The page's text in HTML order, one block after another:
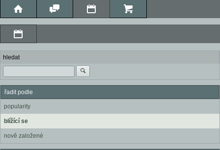
hledat
řadit podle
popularity
blížící se
nově založené